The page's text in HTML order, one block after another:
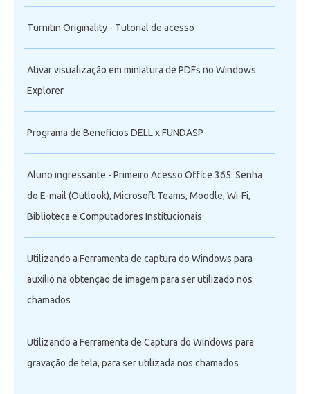
Turnitin Originality - Tutorial de acesso
Ativar visualização em miniatura de PDFs no Windows
Explorer
Programa de Benefícios DELL x FUNDASP
Aluno ingressante - Primeiro Acesso Office 365: Senha
do E-mail (Outlook), Microsoft Teams, Moodle, Wi-Fi,
Biblioteca e Computadores Institucionais
Utilizando a Ferramenta de captura do Windows para
auxílio na obtenção de imagem para ser utilizado nos
chamados
Utilizando a Ferramenta de Captura do Windows para
gravação de tela, para ser utilizada nos chamados